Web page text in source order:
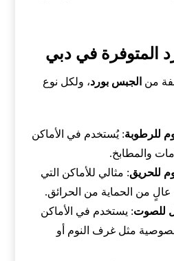
المتوفرة في دبي
من الجبس بورد، ولكل نوع
للرطوبة: يُستخدم في الأماكن
والمطابخ.
للحريق: مثالي للأماكن التي
من الحماية من الحرائق.
للصوت: يستخدم في الأماكن
مثل غرف النوم أو